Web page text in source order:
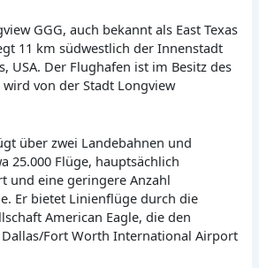
GGG, auch bekannt als East Texas
11 km südwestlich der Innenstadt
USA. Der Flughafen ist im Besitz des
von der Stadt Longview
über zwei Landebahnen und
25.000 Flüge, hauptsächlich
und eine geringere Anzahl
Er bietet Linienflüge durch die
American Eagle, die den
Fort Worth International Airport